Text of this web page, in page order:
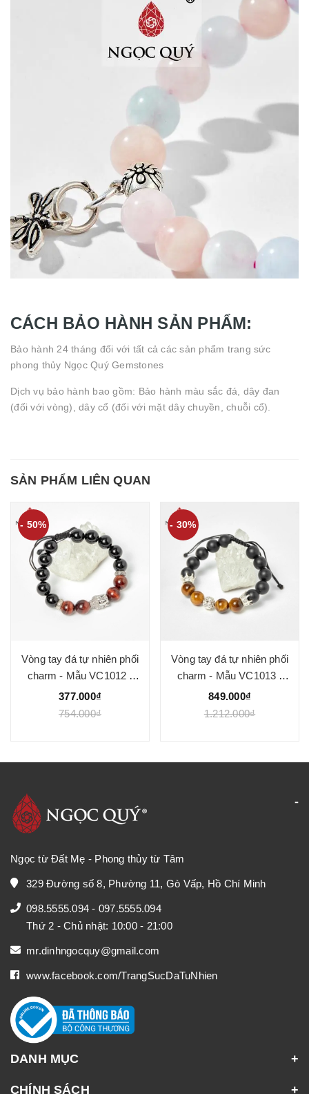
CÁCH BẢO HÀNH SẢN PHẨM:
Bảo hành 24 tháng đối với tất cả các sản phẩm trang sức
phong thủy Ngọc Quý Gemstones
Dịch vụ bảo hành bao gồm: Bảo hành màu sắc đá, dây đan
(đối với vòng), dây cổ (đối với mặt dây chuyền, chuỗi cổ).
SẢN PHẨM LIÊN QUAN
- 50%
Vòng tay đá tự nhiên phối
charm - Mẫu VC1012 -
Ngọc Quý
377.000₫
754.000₫
- 30%
Vòng tay đá tự nhiên phối
charm - Mẫu VC1013 -
Ngọc Quý
849.000₫
1.212.000₫
Ngọc từ Đất Mẹ - Phong thủy từ Tâm
329 Đường số 8, Phường 11, Gò Vấp, Hồ Chí Minh
098.5555.094 - 097.5555.094
Thứ 2 - Chủ nhật: 10:00 - 21:00
mr.dinhngocquy@gmail.com
www.facebook.com/TrangSucDaTuNhien
DANH MỤC
CHÍNH SÁCH